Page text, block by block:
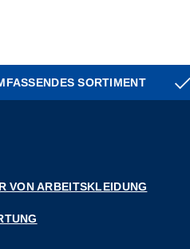
SORTIMENT
VON ARBEITSKLEIDUNG